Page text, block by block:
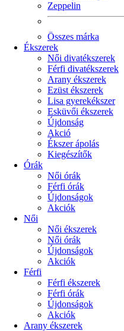
Zeppelin
Összes márka
Ékszerek
Női divatékszerek
Férfi divatékszerek
Arany ékszerek
Ezüst ékszerek
Lisa gyerekékszer
Esküvői ékszerek
Újdonság
Akció
Ékszer ápolás
Kiegészítők
Órák
Női órák
Férfi órák
Újdonságok
Akciók
Női
Női ékszerek
Női órák
Újdonságok
Akciók
Férfi
Férfi ékszerek
Férfi órák
Újdonságok
Akciók
Arany ékszerek